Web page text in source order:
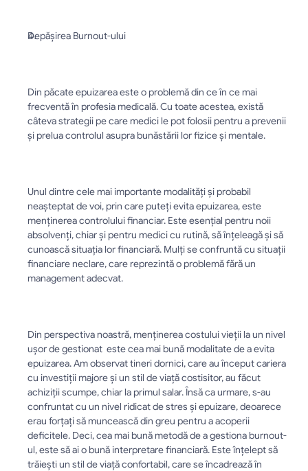
Depășirea Burnout-ului
Din păcate epuizarea este o problemă din ce în ce mai
frecventă în profesia medicală. Cu toate acestea, există
câteva strategii pe care medici le pot folosii pentru a prevenii
și prelua controlul asupra bunăstării lor fizice și mentale.
Unul dintre cele mai importante modalități și probabil
neașteptat de voi, prin care puteți evita epuizarea, este
menținerea controlului financiar. Este esențial pentru noii
absolvenți, chiar și pentru medici cu rutină, să înțeleagă și să
cunoască situația lor financiară. Mulți se confruntă cu situații
financiare neclare, care reprezintă o problemă fără un
Din perspectiva noastră, menținerea costului vieții la un nivel
ușor de gestionat  este cea mai bună modalitate de a evita
epuizarea. Am observat tineri dornici, care au început cariera
cu investiții majore și un stil de viață costisitor, au făcut
achiziții scumpe, chiar la primul salar. Însă ca urmare, s-au
confruntat cu un nivel ridicat de stres și epuizare, deoarece
erau forțați să muncească din greu pentru a acoperii
deficitele. Deci, cea mai bună metodă de a gestiona burnout-
ul, este să ai o bună interpretare financiară. Este înțelept să
trăiești un stil de viață confortabil, care se încadrează în